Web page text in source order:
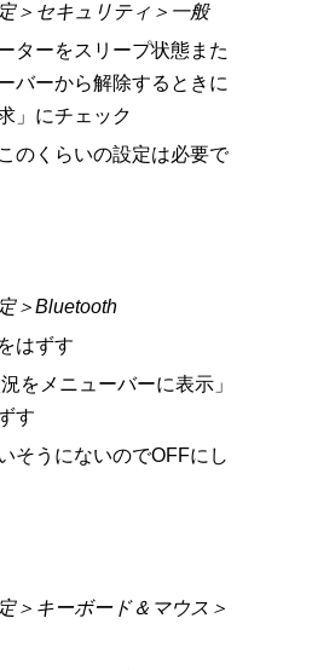
＞セキュリティ＞一般
ターをスリープ状態また
バーから解除するときに
」にチェック
のくらいの設定は必要で
＞Bluetooth
はずす
をメニューバーに表示」
す
そうにないのでOFFにし
＞キーボード＆マウス＞